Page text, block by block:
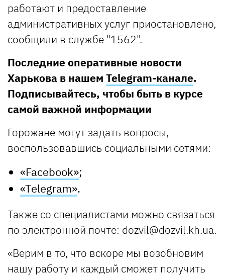
работают и предоставление
административных услуг приостановлено,
сообщили в службе "1562".
Последние оперативные новости
Харькова в нашем Telegram-канале.
Подписывайтесь, чтобы быть в курсе
самой важной информации
Горожане могут задать вопросы,
воспользовавшись социальными сетями:
«Facebook»;
«Telegram».
Также со специалистами можно связаться
по электронной почте: dozvil@dozvil.kh.ua.
«Верим в то, что вскоре мы возобновим
нашу работу и каждый сможет получить